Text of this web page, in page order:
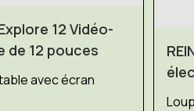
12 Vidéo-
de 12 pouces
avec écran